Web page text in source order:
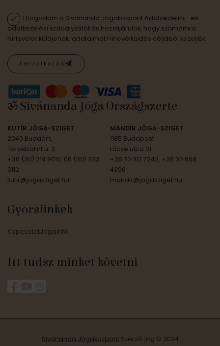
Elfogadom a Sivánanda Jógaközpont Adatvédelmi- és
adatkezelési szabályzatát és hozzájárulok, hogy számomra
hírlevelet küldjenek, adataimat hírlevélküldés céljából kezeljék.
Feliratkozás
ॐ Sivánanda Jóga Országszerte
KUTÍR JÓGA-SZIGET
2040 Budaörs,
Törökbálint u. 3.
+36 (30) 214 9010, 06 (30) 333
0112
kutir@jogasziget.hu
MANDÍR JÓGA-SZIGET
1185 Budapest
Lőcse utca 31.
+36 70 317 7242, +36 30 658
4396
mandir@jogasziget.hu
Gyorslinkek
KapcsolatJógainfó
Itt tudsz minket követni
Sivananda Jógaközpont Szerzői jog © 2024